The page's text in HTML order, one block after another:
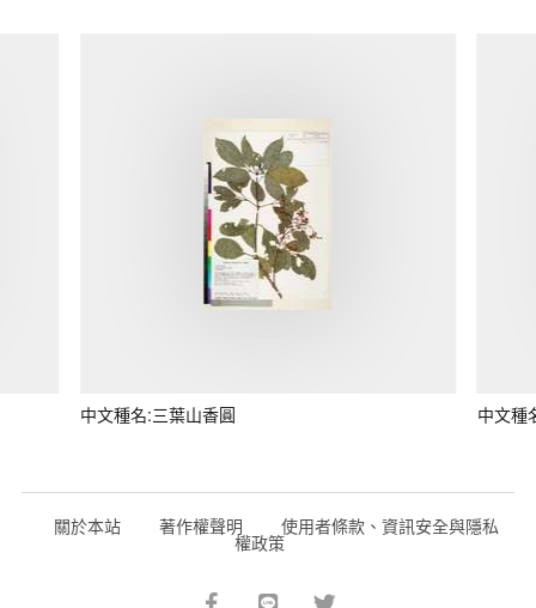
中文種名:三葉山香圓 中文種
關於本站 著作權聲明 使用者條款、資訊安全與隱私
權政策